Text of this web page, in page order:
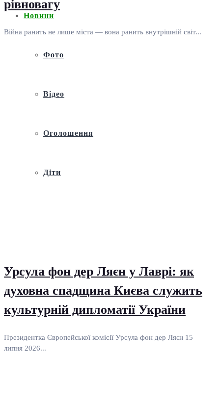
Новини
Фото
Відео
Оголошення
Діти
рівновагу
Війна ранить не лише міста — вона ранить внутрішній світ...
Урсула фон дер Ляєн у Лаврі: як
духовна спадщина Києва служить
культурній дипломатії України
Президентка Європейської комісії Урсула фон дер Ляєн 15
липня 2026...